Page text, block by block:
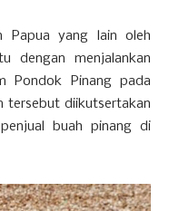
Papua yang lain oleh
dengan menjalankan
Pondok Pinang pada
tersebut diikutsertakan
buah pinang di